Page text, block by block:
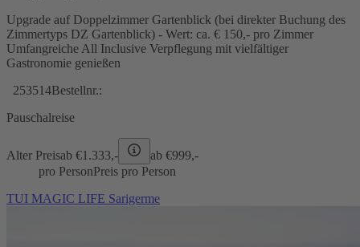
Upgrade auf Doppelzimmer Gartenblick (bei direkter Buchung des
Zimmertyps DZ Gartenblick) - Wert: ca. € 150,- pro Zimmer
Umfangreiche All Inclusive Verpflegung mit vielfältiger
Gastronomie genießen
253514Bestellnr.:
Pauschalreise
Alter Preisab €1.333,- ab €999,-
pro PersonPreis pro Person
TUI MAGIC LIFE Sarigerme